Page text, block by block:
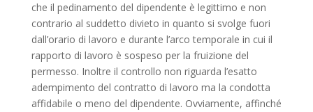
che il pedinamento del dipendente è legittimo e non
contrario al suddetto divieto in quanto si svolge fuori
dall’orario di lavoro e durante l’arco temporale in cui il
rapporto di lavoro è sospeso per la fruizione del
permesso. Inoltre il controllo non riguarda l’esatto
adempimento del contratto di lavoro ma la condotta
affidabile o meno del dipendente. Ovviamente, affinché